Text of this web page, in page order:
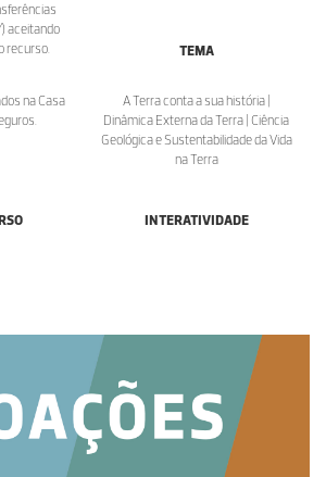
aceitando
recurso.
na Casa
TEMA
A Terra conta a sua história |
Dinâmica Externa da Terra | Ciência
Geológica e Sustentabilidade da Vida
na Terra
INTERATIVIDADE